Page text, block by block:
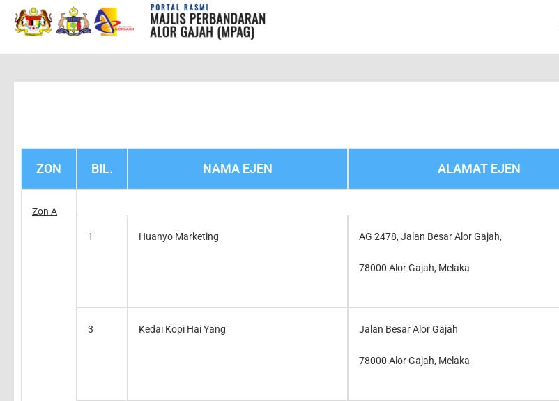
ZON BIL. NAMA EJEN ALAMAT EJEN
Zon A
1 Huanyo Marketing AG 2478, Jalan Besar Alor Gajah,
78000 Alor Gajah, Melaka
3 Kedai Kopi Hai Yang Jalan Besar Alor Gajah
78000 Alor Gajah, Melaka